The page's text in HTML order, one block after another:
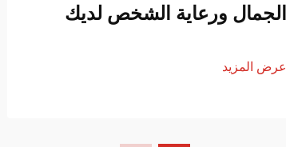
الجمال ورعاية الشخص لديك
عرض المزيد